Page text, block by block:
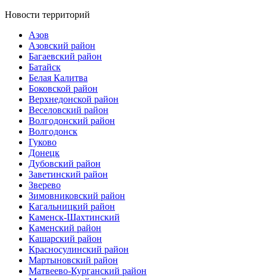
Новости территорий
Азов
Азовский район
Багаевский район
Батайск
Белая Калитва
Боковской район
Верхнедонской район
Веселовский район
Волгодонский район
Волгодонск
Гуково
Донецк
Дубовский район
Заветинский район
Зверево
Зимовниковский район
Кагальницкий район
Каменск-Шахтинский
Каменский район
Кашарский район
Красносулинский район
Мартыновский район
Матвеево-Курганский район